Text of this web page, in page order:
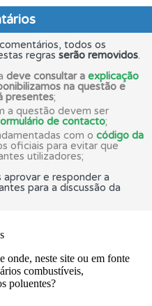
todos os
regras serão removidos.
deve consultar a explicação
na questão e
presentes;
a questão devem ser
de contacto;
com o código da
oficiais para evitar que
utilizadores;
e responder a
para a discussão da